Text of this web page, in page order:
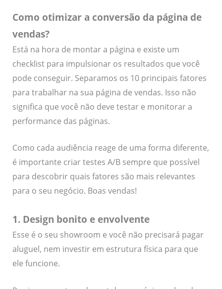
Como otimizar a conversão da página de
vendas?
Está na hora de montar a página e existe um
checklist para impulsionar os resultados que você
pode conseguir. Separamos os 10 principais fatores
para trabalhar na sua página de vendas. Isso não
significa que você não deve testar e monitorar a
performance das páginas.
Como cada audiência reage de uma forma diferente,
é importante criar testes A/B sempre que possível
para descobrir quais fatores são mais relevantes
para o seu negócio. Boas vendas!
1. Design bonito e envolvente
Esse é o seu showroom e você não precisará pagar
aluguel, nem investir em estrutura física para que
ele funcione.